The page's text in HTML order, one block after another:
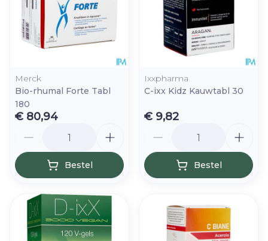
Merck
Bio-rhumal Forte Tabl
180
€ 80,94
Bestel
Ixxpharma
C-ixx Kidz Kauwtabl 30
€ 9,82
Bestel